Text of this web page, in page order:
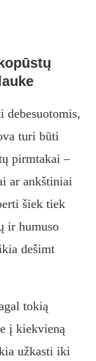
debesuotomis,
turi būti
pirmtakai –
ar ankštiniai
šiek tiek
ir humuso
dešimt
tokią
į kiekvieną
užkasti iki